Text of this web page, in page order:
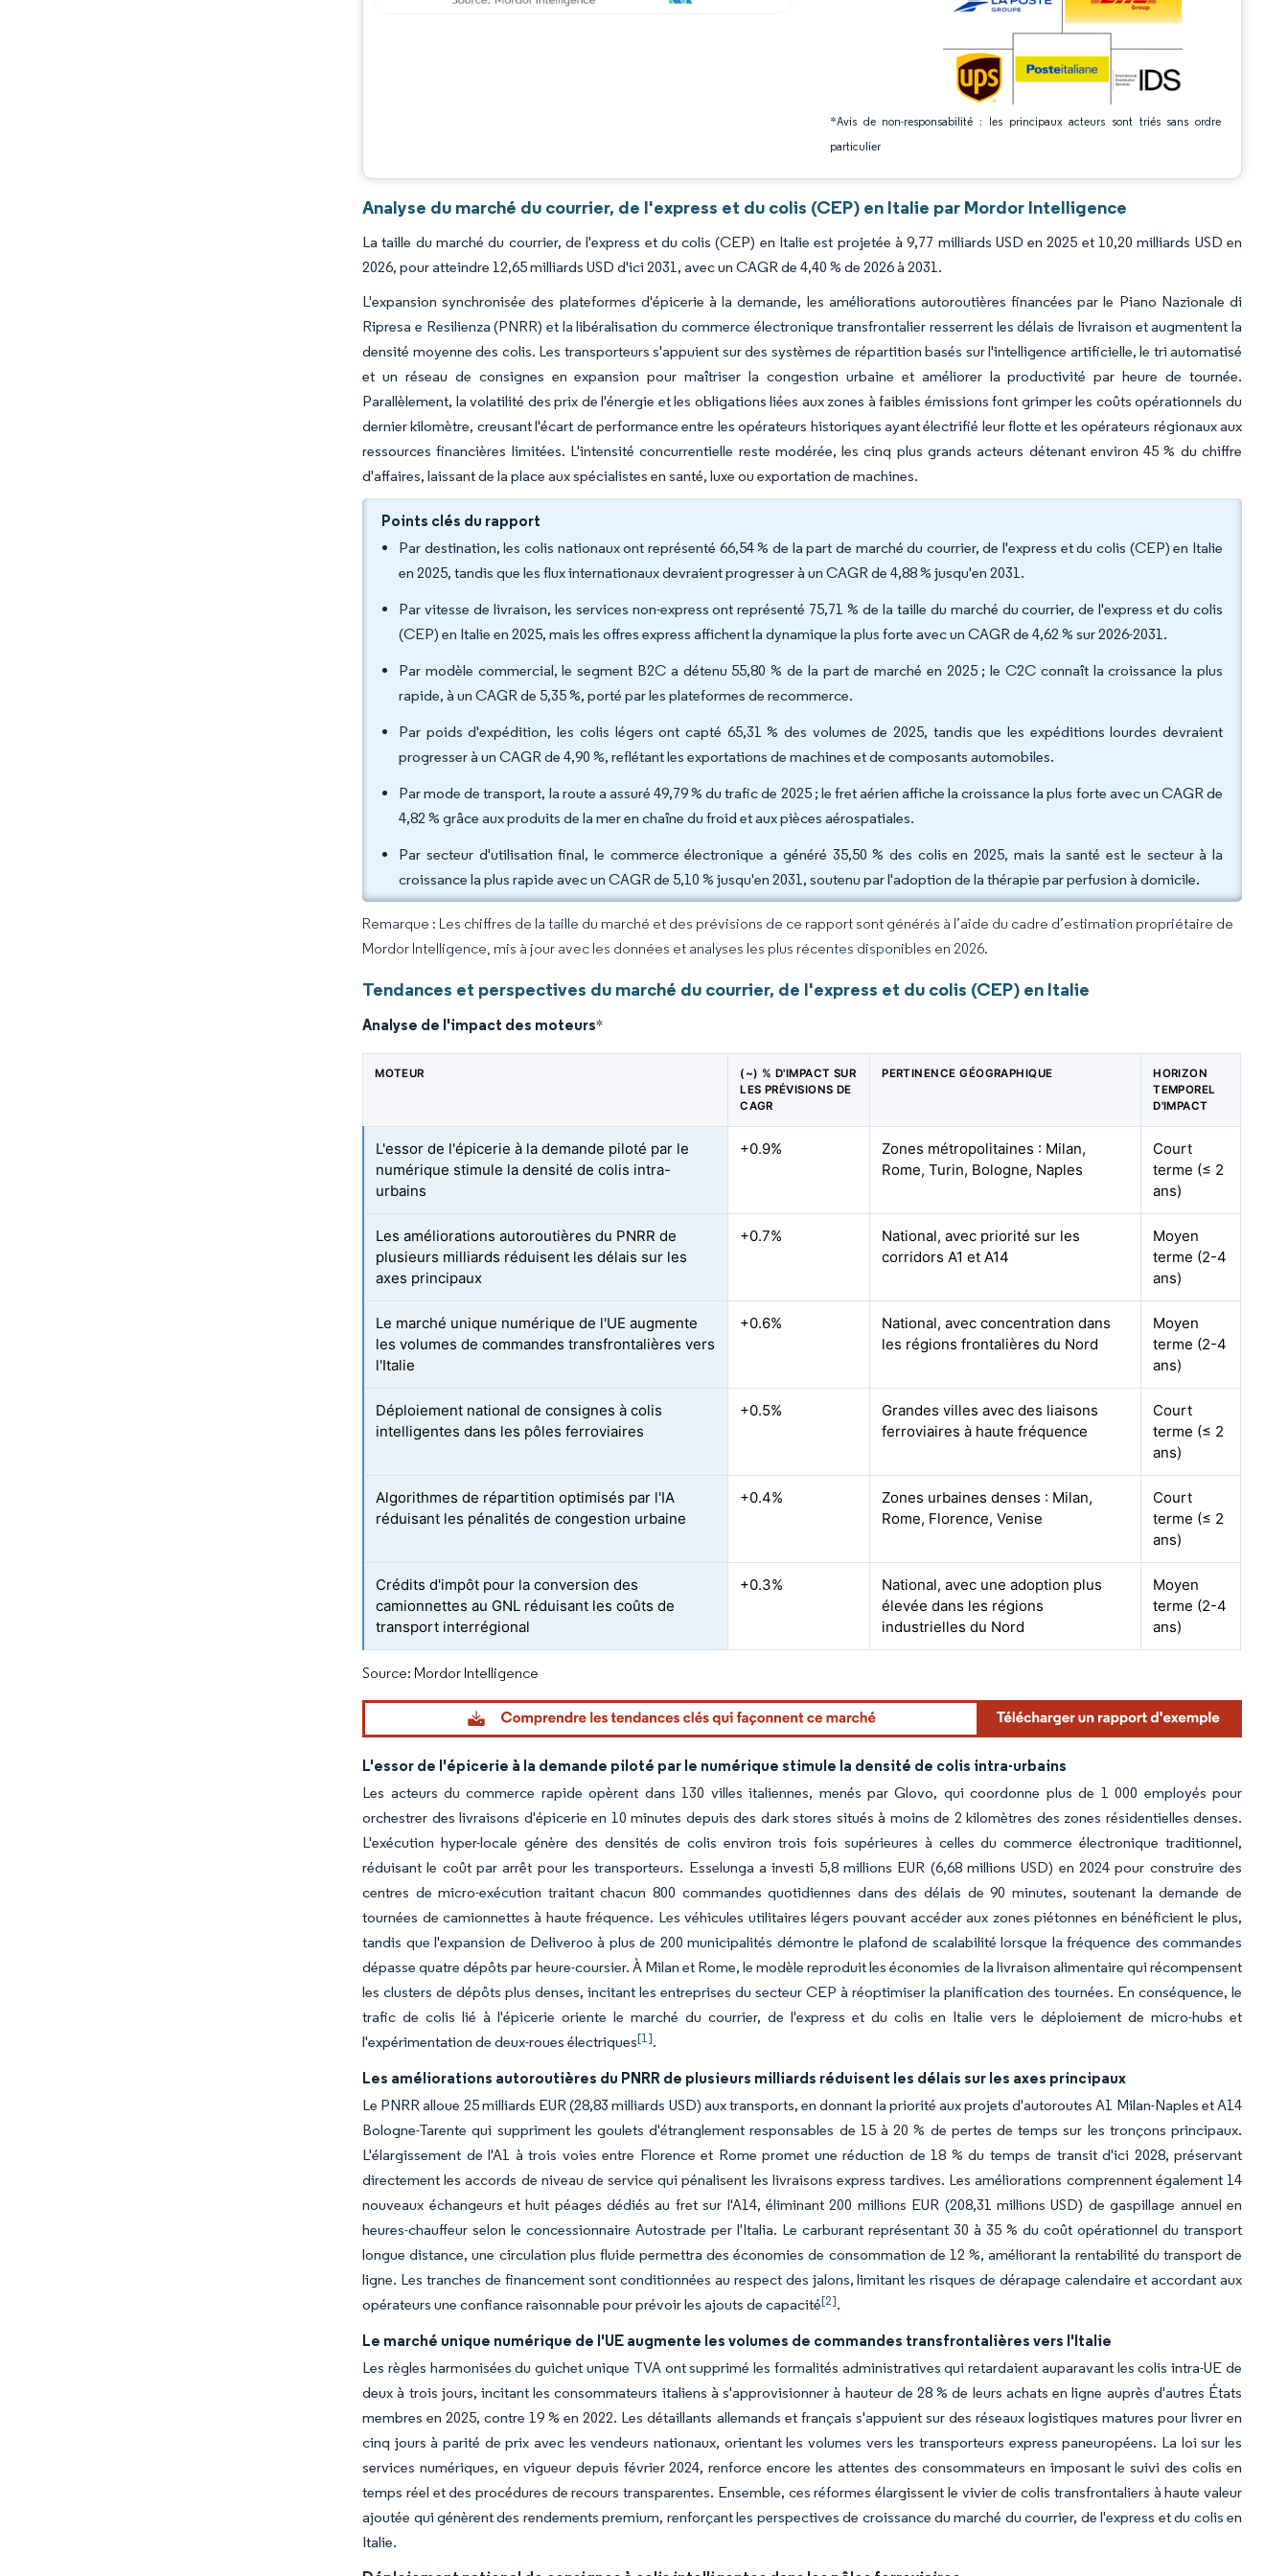
*Avis de non-responsabilité : les principaux acteurs sont triés sans ordre
particulier
Analyse du marché du courrier, de l'express et du colis (CEP) en Italie par Mordor Intelligence
La taille du marché du courrier, de l'express et du colis (CEP) en Italie est projetée à 9,77 milliards USD en 2025 et 10,20 milliards USD en
2026, pour atteindre 12,65 milliards USD d'ici 2031, avec un CAGR de 4,40 % de 2026 à 2031.
L'expansion synchronisée des plateformes d'épicerie à la demande, les améliorations autoroutières financées par le Piano Nazionale di
Ripresa e Resilienza (PNRR) et la libéralisation du commerce électronique transfrontalier resserrent les délais de livraison et augmentent la
densité moyenne des colis. Les transporteurs s'appuient sur des systèmes de répartition basés sur l'intelligence artificielle, le tri automatisé
et un réseau de consignes en expansion pour maîtriser la congestion urbaine et améliorer la productivité par heure de tournée.
Parallèlement, la volatilité des prix de l'énergie et les obligations liées aux zones à faibles émissions font grimper les coûts opérationnels du
dernier kilomètre, creusant l'écart de performance entre les opérateurs historiques ayant électrifié leur flotte et les opérateurs régionaux aux
ressources financières limitées. L'intensité concurrentielle reste modérée, les cinq plus grands acteurs détenant environ 45 % du chiffre
d'affaires, laissant de la place aux spécialistes en santé, luxe ou exportation de machines.
Points clés du rapport
Par destination, les colis nationaux ont représenté 66,54 % de la part de marché du courrier, de l'express et du colis (CEP) en Italie
en 2025, tandis que les flux internationaux devraient progresser à un CAGR de 4,88 % jusqu'en 2031.
Par vitesse de livraison, les services non-express ont représenté 75,71 % de la taille du marché du courrier, de l'express et du colis
(CEP) en Italie en 2025, mais les offres express affichent la dynamique la plus forte avec un CAGR de 4,62 % sur 2026-2031.
Par modèle commercial, le segment B2C a détenu 55,80 % de la part de marché en 2025 ; le C2C connaît la croissance la plus
rapide, à un CAGR de 5,35 %, porté par les plateformes de recommerce.
Par poids d'expédition, les colis légers ont capté 65,31 % des volumes de 2025, tandis que les expéditions lourdes devraient
progresser à un CAGR de 4,90 %, reflétant les exportations de machines et de composants automobiles.
Par mode de transport, la route a assuré 49,79 % du trafic de 2025 ; le fret aérien affiche la croissance la plus forte avec un CAGR de
4,82 % grâce aux produits de la mer en chaîne du froid et aux pièces aérospatiales.
Par secteur d'utilisation final, le commerce électronique a généré 35,50 % des colis en 2025, mais la santé est le secteur à la
croissance la plus rapide avec un CAGR de 5,10 % jusqu'en 2031, soutenu par l'adoption de la thérapie par perfusion à domicile.
Remarque : Les chiffres de la taille du marché et des prévisions de ce rapport sont générés à l’aide du cadre d’estimation propriétaire de
Mordor Intelligence, mis à jour avec les données et analyses les plus récentes disponibles en 2026.
Tendances et perspectives du marché du courrier, de l'express et du colis (CEP) en Italie
Analyse de l'impact des moteurs*
MOTEUR
(~) % D'IMPACT SUR
LES PRÉVISIONS DE
CAGR
PERTINENCE GÉOGRAPHIQUE
HORIZON
TEMPOREL
D'IMPACT
L'essor de l'épicerie à la demande piloté par le
numérique stimule la densité de colis intra-
urbains
+0.9%
Zones métropolitaines : Milan,
Rome, Turin, Bologne, Naples
Court
terme (≤ 2
ans)
Les améliorations autoroutières du PNRR de
plusieurs milliards réduisent les délais sur les
axes principaux
+0.7%
National, avec priorité sur les
corridors A1 et A14
Moyen
terme (2-4
ans)
Le marché unique numérique de l'UE augmente
les volumes de commandes transfrontalières vers
l'Italie
+0.6%
National, avec concentration dans
les régions frontalières du Nord
Moyen
terme (2-4
ans)
Déploiement national de consignes à colis
intelligentes dans les pôles ferroviaires
+0.5%
Grandes villes avec des liaisons
ferroviaires à haute fréquence
Court
terme (≤ 2
ans)
Algorithmes de répartition optimisés par l'IA
réduisant les pénalités de congestion urbaine
+0.4%
Zones urbaines denses : Milan,
Rome, Florence, Venise
Court
terme (≤ 2
ans)
Crédits d'impôt pour la conversion des
camionnettes au GNL réduisant les coûts de
transport interrégional
+0.3%
National, avec une adoption plus
élevée dans les régions
industrielles du Nord
Moyen
terme (2-4
ans)
Source: Mordor Intelligence
L'essor de l'épicerie à la demande piloté par le numérique stimule la densité de colis intra-urbains
Les acteurs du commerce rapide opèrent dans 130 villes italiennes, menés par Glovo, qui coordonne plus de 1 000 employés pour
orchestrer des livraisons d'épicerie en 10 minutes depuis des dark stores situés à moins de 2 kilomètres des zones résidentielles denses.
L'exécution hyper-locale génère des densités de colis environ trois fois supérieures à celles du commerce électronique traditionnel,
réduisant le coût par arrêt pour les transporteurs. Esselunga a investi 5,8 millions EUR (6,68 millions USD) en 2024 pour construire des
centres de micro-exécution traitant chacun 800 commandes quotidiennes dans des délais de 90 minutes, soutenant la demande de
tournées de camionnettes à haute fréquence. Les véhicules utilitaires légers pouvant accéder aux zones piétonnes en bénéficient le plus,
tandis que l'expansion de Deliveroo à plus de 200 municipalités démontre le plafond de scalabilité lorsque la fréquence des commandes
dépasse quatre dépôts par heure-coursier. À Milan et Rome, le modèle reproduit les économies de la livraison alimentaire qui récompensent
les clusters de dépôts plus denses, incitant les entreprises du secteur CEP à réoptimiser la planification des tournées. En conséquence, le
trafic de colis lié à l'épicerie oriente le marché du courrier, de l'express et du colis en Italie vers le déploiement de micro-hubs et
l'expérimentation de deux-roues électriques[1].
Les améliorations autoroutières du PNRR de plusieurs milliards réduisent les délais sur les axes principaux
Le PNRR alloue 25 milliards EUR (28,83 milliards USD) aux transports, en donnant la priorité aux projets d'autoroutes A1 Milan-Naples et A14
Bologne-Tarente qui suppriment les goulets d'étranglement responsables de 15 à 20 % de pertes de temps sur les tronçons principaux.
L'élargissement de l'A1 à trois voies entre Florence et Rome promet une réduction de 18 % du temps de transit d'ici 2028, préservant
directement les accords de niveau de service qui pénalisent les livraisons express tardives. Les améliorations comprennent également 14
nouveaux échangeurs et huit péages dédiés au fret sur l'A14, éliminant 200 millions EUR (208,31 millions USD) de gaspillage annuel en
heures-chauffeur selon le concessionnaire Autostrade per l'Italia. Le carburant représentant 30 à 35 % du coût opérationnel du transport
longue distance, une circulation plus fluide permettra des économies de consommation de 12 %, améliorant la rentabilité du transport de
ligne. Les tranches de financement sont conditionnées au respect des jalons, limitant les risques de dérapage calendaire et accordant aux
opérateurs une confiance raisonnable pour prévoir les ajouts de capacité[2].
Le marché unique numérique de l'UE augmente les volumes de commandes transfrontalières vers l'Italie
Les règles harmonisées du guichet unique TVA ont supprimé les formalités administratives qui retardaient auparavant les colis intra-UE de
deux à trois jours, incitant les consommateurs italiens à s'approvisionner à hauteur de 28 % de leurs achats en ligne auprès d'autres États
membres en 2025, contre 19 % en 2022. Les détaillants allemands et français s'appuient sur des réseaux logistiques matures pour livrer en
cinq jours à parité de prix avec les vendeurs nationaux, orientant les volumes vers les transporteurs express paneuropéens. La loi sur les
services numériques, en vigueur depuis février 2024, renforce encore les attentes des consommateurs en imposant le suivi des colis en
temps réel et des procédures de recours transparentes. Ensemble, ces réformes élargissent le vivier de colis transfrontaliers à haute valeur
ajoutée qui génèrent des rendements premium, renforçant les perspectives de croissance du marché du courrier, de l'express et du colis en
Italie.